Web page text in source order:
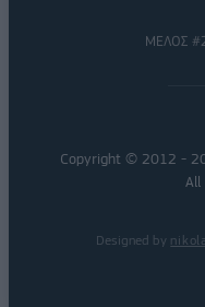
ΜΕΛΟΣ
Copyright © 2012 -
All
Designed by